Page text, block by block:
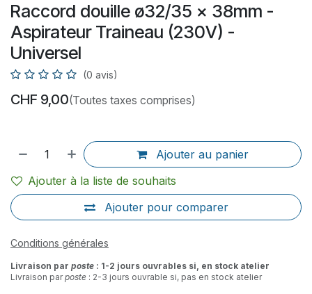
Raccord douille ø32/35 x 38mm -
Aspirateur Traineau (230V) -
Universel
(0 avis)
CHF 9,00(Toutes taxes comprises)
Ajouter au panier
Ajouter pour comparer
Ajouter à la liste de souhaits
Conditions générales
Livraison par poste : 1-2 jours ouvrables si, en stock atelier
Livraison parposte : 2-3 jours ouvrable si, pas en stock atelier